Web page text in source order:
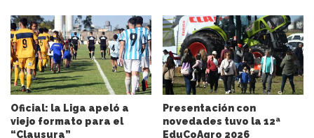
c
o
r
r
e
o
e
l
Oficial: la Liga apeló a
viejo formato para el
“Clausura”
Presentación con
novedades tuvo la 12ª
EduCoAgro 2026